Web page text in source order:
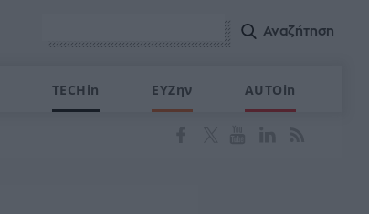
TECHin ΕΥΖην AUTOin